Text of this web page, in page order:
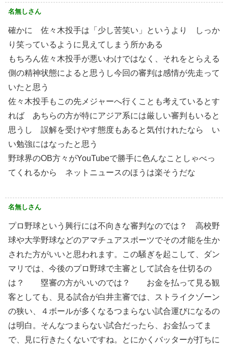
名無しさん
確かに 佐々木投手は「少し苦笑い」というより しっか
り笑っているように見えてしまう所かある
もちろん佐々木投手が悪いわけではなく、それをとらえる
側の精神状態によると思うし今回の審判は感情が先走って
いたと思う
佐々木投手もこの先メジャーへ行くことも考えているとす
れば あちらの方が特にアジア系には厳しい審判もいると
思うし 誤解を受けやす態度もあると気付けれたなら い
い勉強にはなったと思う
野球界のOB方々がYouTubeで勝手に色んなことしゃべっ
てくれるから ネットニュースのほうは楽そうだな
名無しさん
プロ野球という興行には不向きな審判なのでは？ 高校野
球や大学野球などのアマチュアスポーツでその才能を生か
された方がいいと思われます。この騒ぎを起こして、ダン
マリでは、今後のプロ野球で主審として試合を仕切るの
は？ 塁審の方がいいのでは？ お金を払って見る観
客としても、見る試合が白井主審では、ストライクゾーン
の狭い、４ボールが多くなるつまらない試合運びになるの
は明白。そんなつまらない試合だったら、お金払ってま
で、見に行きたくないですね。とにかくバッターが打ちに